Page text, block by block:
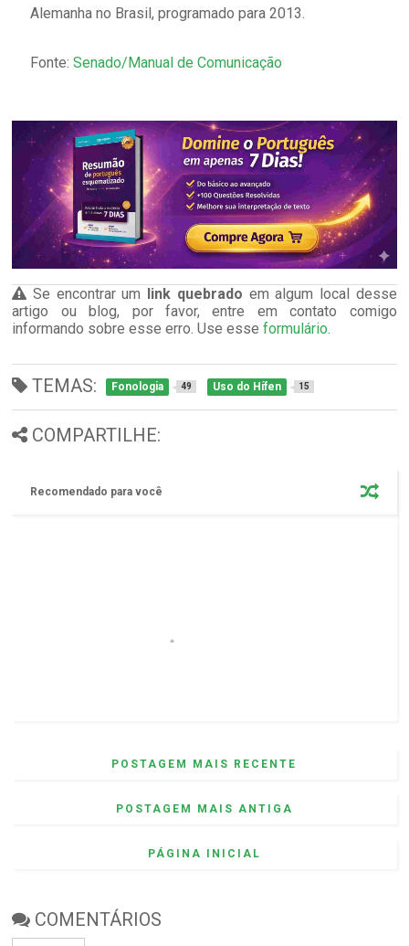
Alemanha no Brasil, programado para 2013.
Fonte:Senado/Manual de Comunicação
Se encontrar um link quebrado em algum local desse
artigo ou blog, por favor, entre em contato comigo
informando sobre esse erro. Use esseformulário.
TEMAS: Fonologia 49 Uso do Hífen 15
COMPARTILHE:
Recomendado para você
POSTAGEM MAIS RECENTE
POSTAGEM MAIS ANTIGA
PÁGINA INICIAL
COMENTÁRIOS